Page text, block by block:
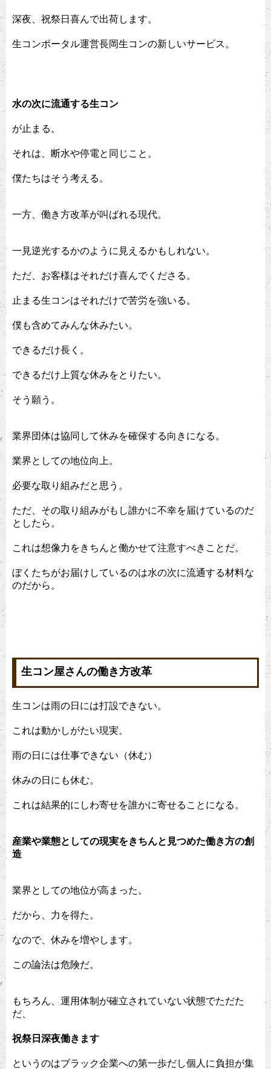
深夜、祝祭日喜んで出荷します。
生コンポータル運営長岡生コンの新しいサービス。
水の次に流通する生コン
が止まる。
それは、断水や停電と同じこと。
僕たちはそう考える。
一方、働き方改革が叫ばれる現代。
一見逆光するかのように見えるかもしれない。
ただ、お客様はそれだけ喜んでくださる。
止まる生コンはそれだけで苦労を強いる。
僕も含めてみんな休みたい。
できるだけ長く。
できるだけ上質な休みをとりたい。
そう願う。
業界団体は協同して休みを確保する向きになる。
業界としての地位向上。
必要な取り組みだと思う。
ただ、その取り組みがもし誰かに不幸を届けているのだ
としたら。
これは想像力をきちんと働かせて注意すべきことだ。
ぼくたちがお届けしているのは水の次に流通する材料な
のだから。
生コン屋さんの働き方改革
生コンは雨の日には打設できない。
これは動かしがたい現実。
雨の日には仕事できない（休む）
休みの日にも休む。
これは結果的にしわ寄せを誰かに寄せることになる。
産業や業態としての現実をきちんと見つめた働き方の創
造
業界としての地位が高まった。
だから、力を得た。
なので、休みを増やします。
この論法は危険だ。
もちろん、運用体制が確立されていない状態でただた
だ、
祝祭日深夜働きます
というのはブラック企業への第一歩だし個人に負担が集